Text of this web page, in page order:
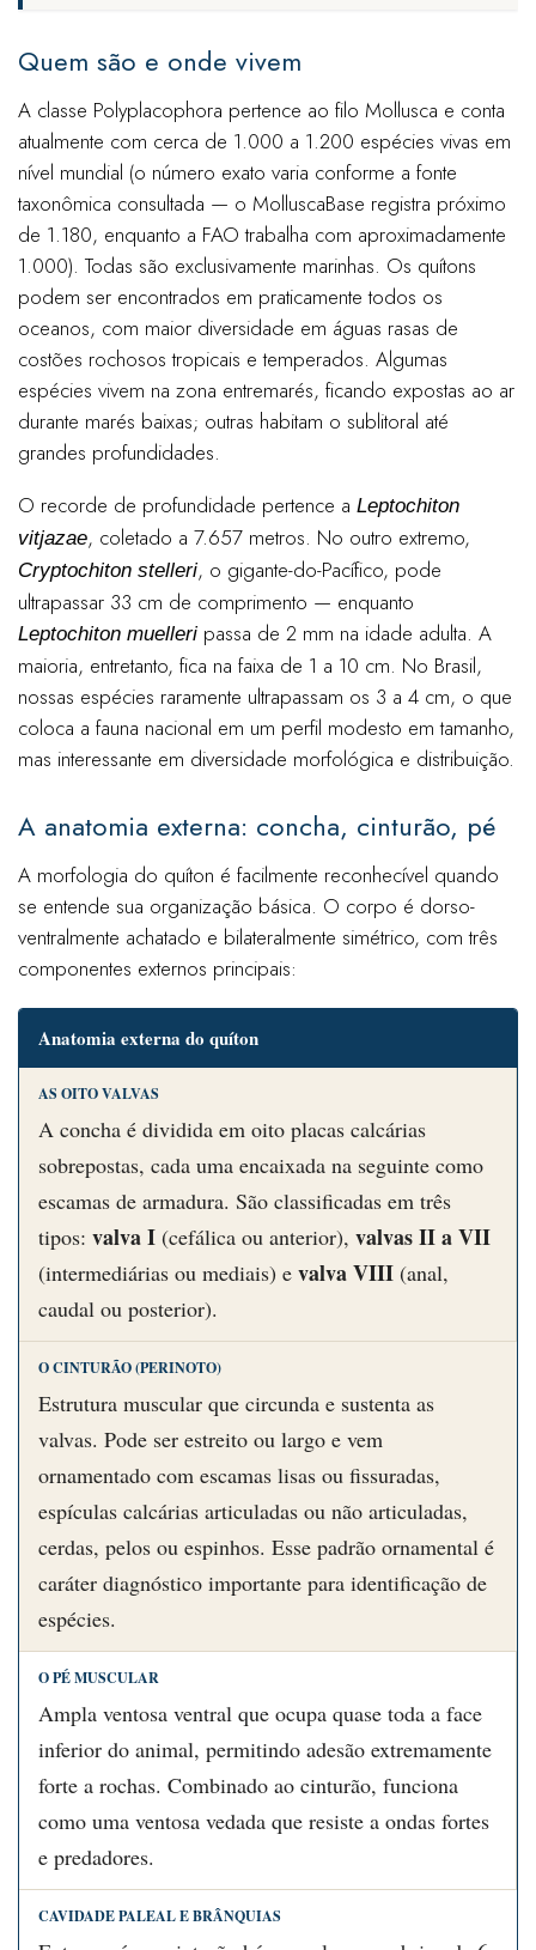
Quem são e onde vivem
A classe Polyplacophora pertence ao filo Mollusca e conta
atualmente com cerca de 1.000 a 1.200 espécies vivas em
nível mundial (o número exato varia conforme a fonte
taxonômica consultada — o MolluscaBase registra próximo
de 1.180, enquanto a FAO trabalha com aproximadamente
1.000). Todas são exclusivamente marinhas. Os quítons
podem ser encontrados em praticamente todos os
oceanos, com maior diversidade em águas rasas de
costões rochosos tropicais e temperados. Algumas
espécies vivem na zona entremarés, ficando expostas ao ar
durante marés baixas; outras habitam o sublitoral até
grandes profundidades.
O recorde de profundidade pertence a Leptochiton
vitjazae, coletado a 7.657 metros. No outro extremo,
Cryptochiton stelleri, o gigante-do-Pacífico, pode
ultrapassar 33 cm de comprimento — enquanto
Leptochiton muelleri passa de 2 mm na idade adulta. A
maioria, entretanto, fica na faixa de 1 a 10 cm. No Brasil,
nossas espécies raramente ultrapassam os 3 a 4 cm, o que
coloca a fauna nacional em um perfil modesto em tamanho,
mas interessante em diversidade morfológica e distribuição.
A anatomia externa: concha, cinturão, pé
A morfologia do quíton é facilmente reconhecível quando
se entende sua organização básica. O corpo é dorso-
ventralmente achatado e bilateralmente simétrico, com três
componentes externos principais:
Anatomia externa do quíton
AS OITO VALVAS
A concha é dividida em oito placas calcárias
sobrepostas, cada uma encaixada na seguinte como
escamas de armadura. São classificadas em três
tipos: valva I (cefálica ou anterior), valvas II a VII
(intermediárias ou mediais) e valva VIII (anal,
caudal ou posterior).
O CINTURÃO (PERINOTO)
Estrutura muscular que circunda e sustenta as
valvas. Pode ser estreito ou largo e vem
ornamentado com escamas lisas ou fissuradas,
espículas calcárias articuladas ou não articuladas,
cerdas, pelos ou espinhos. Esse padrão ornamental é
caráter diagnóstico importante para identificação de
espécies.
O PÉ MUSCULAR
Ampla ventosa ventral que ocupa quase toda a face
inferior do animal, permitindo adesão extremamente
forte a rochas. Combinado ao cinturão, funciona
como uma ventosa vedada que resiste a ondas fortes
e predadores.
CAVIDADE PALEAL E BRÂNQUIAS